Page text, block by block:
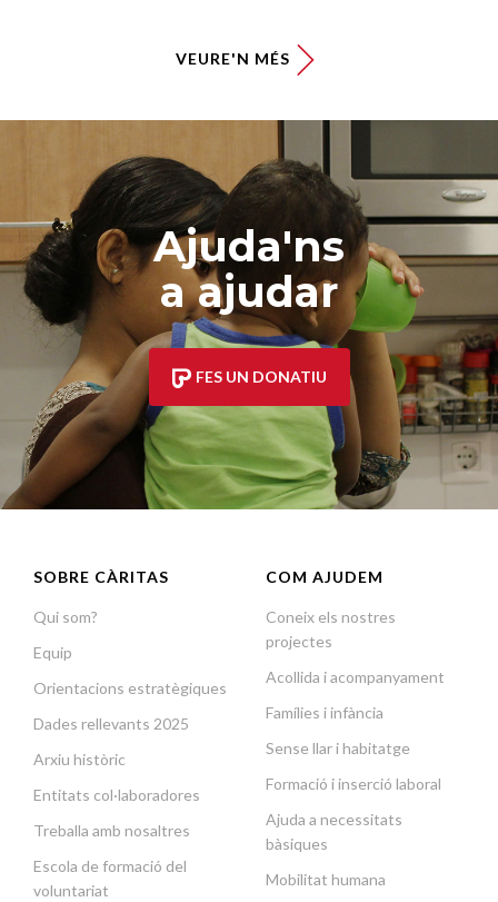
VEURE'N MÉS
Ajuda'ns
a ajudar
FES UN DONATIU
SOBRE CÀRITAS
Qui som?
Equip
Orientacions estratègiques
Dades rellevants 2025
Arxiu històric
Entitats col·laboradores
Treballa amb nosaltres
Escola de formació del
voluntariat
COM AJUDEM
Coneix els nostres
projectes
Acollida i acompanyament
Famílies i infància
Sense llar i habitatge
Formació i inserció laboral
Ajuda a necessitats
bàsiques
Mobilitat humana